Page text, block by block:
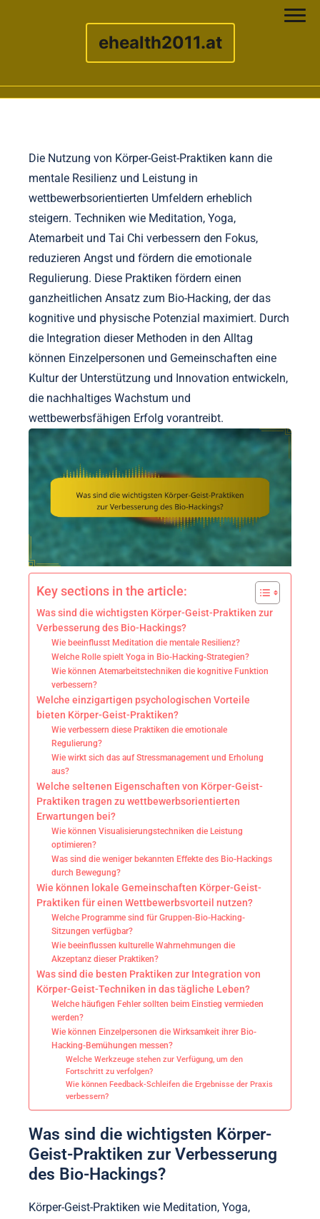
ehealth2011.at
Die Nutzung von Körper-Geist-Praktiken kann die
mentale Resilienz und Leistung in
wettbewerbsorientierten Umfeldern erheblich
steigern. Techniken wie Meditation, Yoga,
Atemarbeit und Tai Chi verbessern den Fokus,
reduzieren Angst und fördern die emotionale
Regulierung. Diese Praktiken fördern einen
ganzheitlichen Ansatz zum Bio-Hacking, der das
kognitive und physische Potenzial maximiert. Durch
die Integration dieser Methoden in den Alltag
können Einzelpersonen und Gemeinschaften eine
Kultur der Unterstützung und Innovation entwickeln,
die nachhaltiges Wachstum und
wettbewerbsfähigen Erfolg vorantreibt.
Key sections in the article:
Was sind die wichtigsten Körper-Geist-Praktiken zur
Verbesserung des Bio-Hackings?
Wie beeinflusst Meditation die mentale Resilienz?
Welche Rolle spielt Yoga in Bio-Hacking-Strategien?
Wie können Atemarbeitstechniken die kognitive Funktion
verbessern?
Welche einzigartigen psychologischen Vorteile
bieten Körper-Geist-Praktiken?
Wie verbessern diese Praktiken die emotionale
Regulierung?
Wie wirkt sich das auf Stressmanagement und Erholung
aus?
Welche seltenen Eigenschaften von Körper-Geist-
Praktiken tragen zu wettbewerbsorientierten
Erwartungen bei?
Wie können Visualisierungstechniken die Leistung
optimieren?
Was sind die weniger bekannten Effekte des Bio-Hackings
durch Bewegung?
Wie können lokale Gemeinschaften Körper-Geist-
Praktiken für einen Wettbewerbsvorteil nutzen?
Welche Programme sind für Gruppen-Bio-Hacking-
Sitzungen verfügbar?
Wie beeinflussen kulturelle Wahrnehmungen die
Akzeptanz dieser Praktiken?
Was sind die besten Praktiken zur Integration von
Körper-Geist-Techniken in das tägliche Leben?
Welche häufigen Fehler sollten beim Einstieg vermieden
werden?
Wie können Einzelpersonen die Wirksamkeit ihrer Bio-
Hacking-Bemühungen messen?
Welche Werkzeuge stehen zur Verfügung, um den
Fortschritt zu verfolgen?
Wie können Feedback-Schleifen die Ergebnisse der Praxis
verbessern?
Was sind die wichtigsten Körper-
Geist-Praktiken zur Verbesserung
des Bio-Hackings?
Körper-Geist-Praktiken wie Meditation, Yoga,